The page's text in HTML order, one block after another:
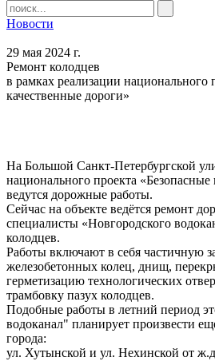
Новости
29 мая 2024 г.
Ремонт колодцев
в рамках реализации национального
качественные дороги»
На Большой Санкт-Петербургской
национального проекта «Безопасные
ведутся дорожные работы.
Сейчас на объекте ведётся ремонт
специалисты «Новгородского
колодцев.
Работы включают в себя частичную
железобетонных колец, днищ,
герметизацию технологических
трамбовку пазух колодцев.
Подобные работы в летний период
водоканал" планирует произвести
города:
ул. Хутынской и ул. Нехинской от